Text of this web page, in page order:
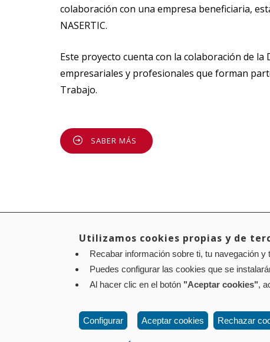
colaboración con una empresa beneficiaria,
NASERTIC.
Este proyecto cuenta con la colaboración de la
empresariales y profesionales que forman
Trabajo.
SABER MÁS
Aviso legal Política de privacidad Política de cookies
: Paseo de Sarasate nº 38, 2º Dcha -
Utilizamos cookies propias y de
Recabar información sobre ti, tu navegación
Puedes configurar las cookies que se
Al hacer clic en el botón "Aceptar cookies",
Configurar Aceptar cookies Rechazar